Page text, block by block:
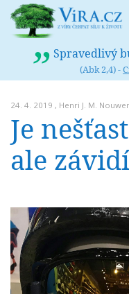
Spravedlivý
(Abk 2,4) -
24. 4. 2019 , Henri J. M.
Je
ale